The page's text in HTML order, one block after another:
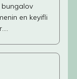
bungalov
en keyifli